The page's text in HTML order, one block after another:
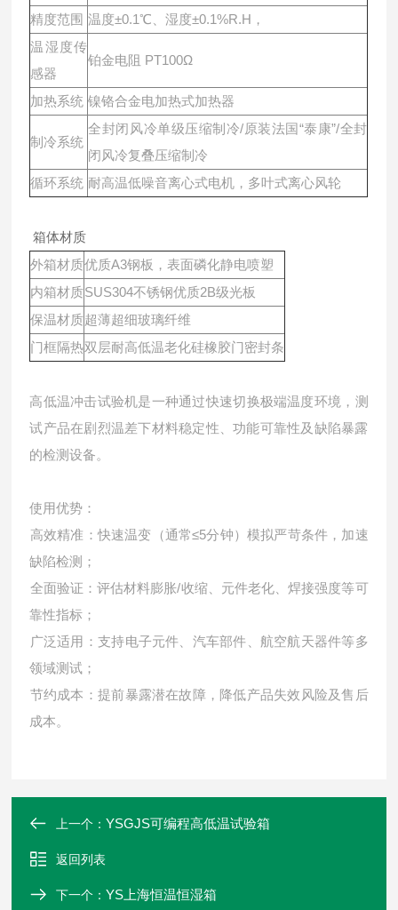
精度范围 温度±0.1℃、湿度±0.1%R.H，
温湿度传
感器
铂金电阻 PT100Ω
加热系统 镍铬合金电加热式加热器
制冷系统
全封闭风冷单级压缩制冷/原装法国“泰康”/全封
闭风冷复叠压缩制冷
循环系统 耐高温低噪音离心式电机，多叶式离心风轮
箱体材质
外箱材质优质A3钢板，表面磷化静电喷塑
内箱材质SUS304不锈钢优质2B级光板
保温材质超薄超细玻璃纤维
门框隔热双层耐高低温老化硅橡胶门密封条
高低温冲击试验机‌是一种通过‌快速切换极端温度环境‌，测
试产品在剧烈温差下‌材料稳定性、功能可靠性及缺陷暴露‌
的检测设备。
‌使用优势‌：
‌高效精准‌：快速温变（通常≤5分钟）模拟严苛条件，加速
缺陷检测；
‌全面验证‌：评估材料膨胀/收缩、元件老化、焊接强度等可
靠性指标；
‌广泛适用‌：支持电子元件、汽车部件、航空航天器件等多
领域测试；
‌节约成本‌：提前暴露潜在故障，降低产品失效风险及售后
成本。
上一个：YSGJS可编程高低温试验箱
返回列表
下一个：YS上海恒温恒湿箱